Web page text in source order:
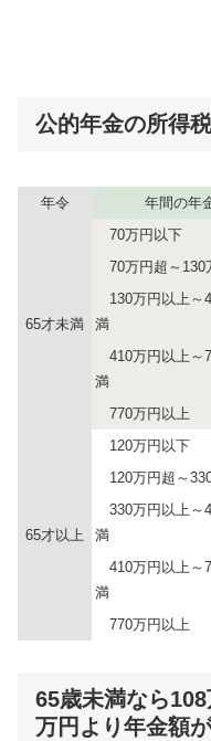
公的年金の所得
年令 年間の年
65才未満
70万円以下
70万円超～130
130万円以上～
満
410万円以上～
満
770万円以上
65才以上
120万円以下
120万円超～
330万円以上～
満
410万円以上～
満
770万円以上
65歳未満なら
万円より年金額